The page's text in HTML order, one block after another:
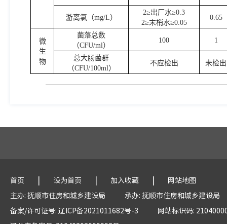
游离氯（mg/L）
2≥出厂水≥0.3
2≥末梢水≥0.05
0.65
微
生
物
菌落总数
（CFU/ml）
100 1
总大肠菌群
（CFU/100ml）
不应检出 未检出
首页 | 设为首页 | 加入收藏 |
网站地图
主办: 抚顺市住房和城乡建设局
承办: 抚顺市住房和城乡建设局
备案/许可证号: 辽ICP备2021011682号-3
网站标识码: